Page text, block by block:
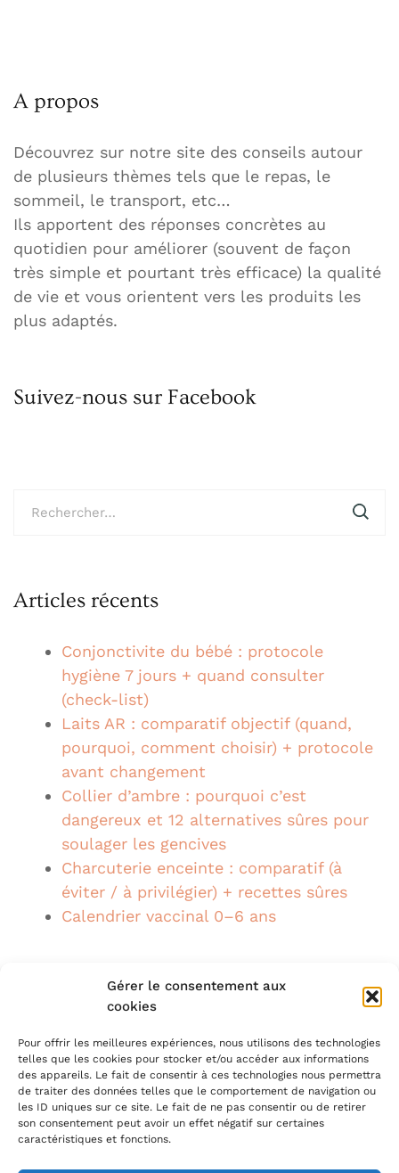
Gérer le consentement aux
cookies
Pour offrir les meilleures expériences, nous utilisons des technologies
telles que les cookies pour stocker et/ou accéder aux informations
des appareils. Le fait de consentir à ces technologies nous permettra
de traiter des données telles que le comportement de navigation ou
les ID uniques sur ce site. Le fait de ne pas consentir ou de retirer
son consentement peut avoir un effet négatif sur certaines
caractéristiques et fonctions.
A propos
Découvrez sur notre site des conseils autour
de plusieurs thèmes tels que le repas, le
sommeil, le transport, etc…
Ils apportent des réponses concrètes au
quotidien pour améliorer (souvent de façon
très simple et pourtant très efficace) la qualité
de vie et vous orientent vers les produits les
plus adaptés.
Suivez-nous sur Facebook
Articles récents
Conjonctivite du bébé : protocole
hygiène 7 jours + quand consulter
(check-list)
Laits AR : comparatif objectif (quand,
pourquoi, comment choisir) + protocole
avant changement
Collier d’ambre : pourquoi c’est
dangereux et 12 alternatives sûres pour
soulager les gencives
Charcuterie enceinte : comparatif (à
éviter / à privilégier) + recettes sûres
Calendrier vaccinal 0–6 ans
Suivez-nous sur Google+